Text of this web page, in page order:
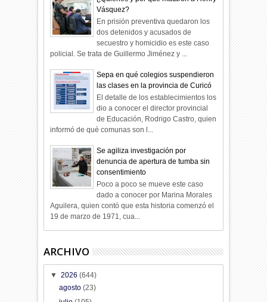
Vásquez?
En prisión preventiva quedaron los
dos detenidos y acusados de
secuestro y homicidio es este caso
policial. Se trata de Guillermo Jiménez y ...
Sepa en qué colegios suspendieron
las clases en la provincia de Curicó
El detalle de los establecimientos los
dio a conocer el director provincial
de Educación, Rodrigo Castro, quien
informó de qué comunas son l...
Se agiliza investigación por
denuncia de apertura de tumba sin
consentimiento
Poco a poco se mueve este caso
dado a conocer por Marina Morales
Aguilera, quien contó que esta historia comenzó el
19 de marzo de 1971, cua...
ARCHIVO
▼2026(644)
agosto (23)